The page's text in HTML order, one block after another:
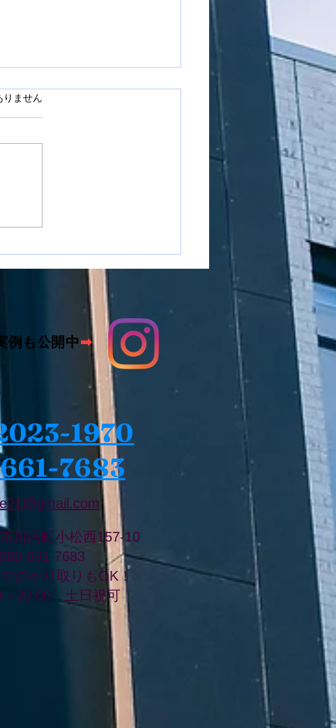
ています。
りません
例も公開中➡
1970
7683
川内町小松西157-10
661-7683
のやり取りもOK！
～20:00 土日祝可